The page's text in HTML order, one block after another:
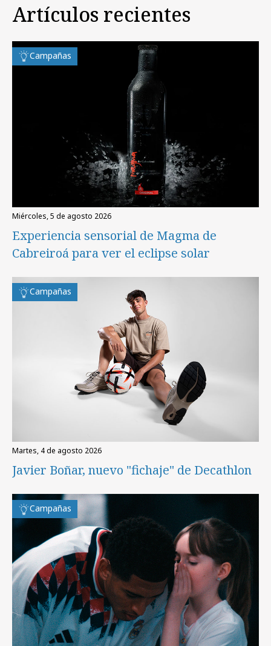
Artículos recientes
Campañas
miércoles, 5 de agosto 2026
Experiencia sensorial de Magma de
Cabreiroá para ver el eclipse solar
Campañas
martes, 4 de agosto 2026
Javier Boñar, nuevo "fichaje" de Decathlon
Campañas